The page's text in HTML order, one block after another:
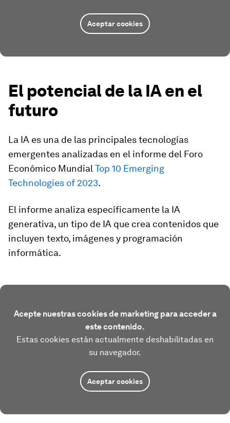
Aceptar cookies
El potencial de la IA en el
futuro
La IA es una de las principales tecnologías
emergentes analizadas en el informe del Foro
Económico Mundial Top 10 Emerging
Technologies of 2023.
El informe analiza específicamente la IA
generativa, un tipo de IA que crea contenidos que
incluyen texto, imágenes y programación
informática.
Acepte nuestras cookies de marketing para acceder a
este contenido.
Estas cookies están actualmente deshabilitadas en
su navegador.
Aceptar cookies